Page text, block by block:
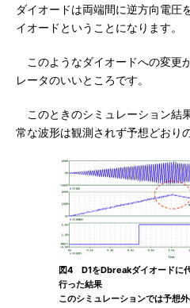
ダイオードは両端間に逆方向電圧
イオードということになります。
このようなダイオードへの変更
レータのいいところです。
このときのシミュレーション結
常な波形は観測されず予想どおり
図4 D1をDbreakダイオードに
行った結果
このシミュレーションでは予想